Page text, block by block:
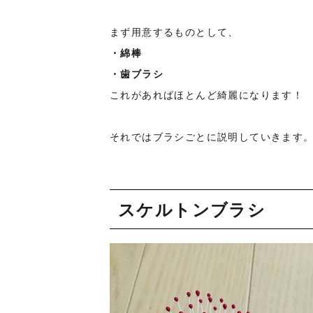
まず用意するものとして、
・綿棒
・歯ブラシ
これがあればほとんど綺麗になります！
それではブラシごとに説明していきます
スケルトンブラシ